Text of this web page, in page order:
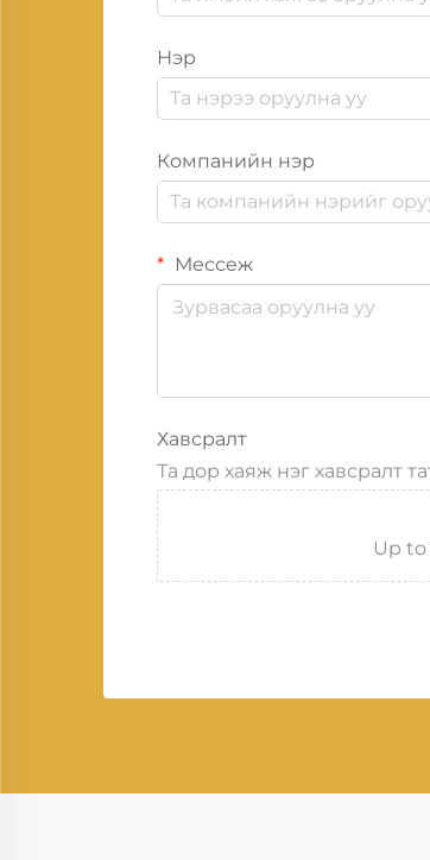
Нэр
Компанийн нэр
Мессеж
Хавсралт
Та дор хаяж нэг хавсралт
Up to